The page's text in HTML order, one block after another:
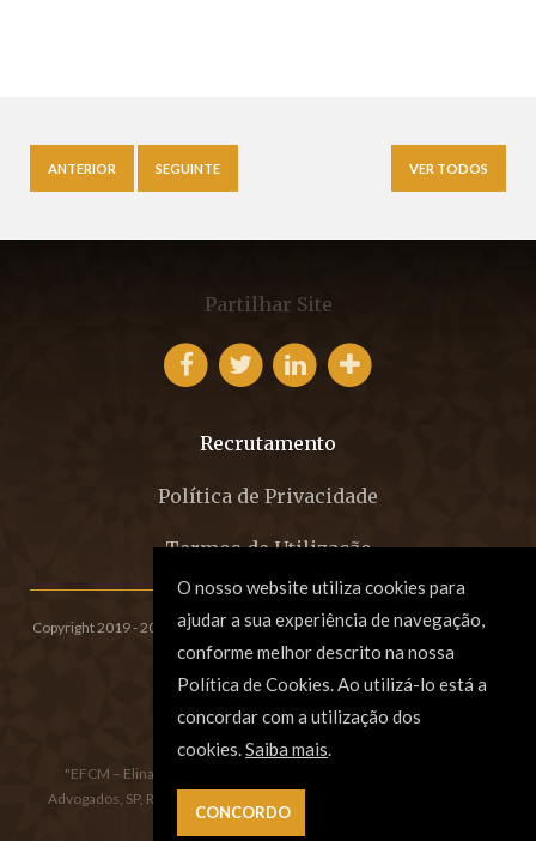
ANTERIOR SEGUINTE VER TODOS
Partilhar Site
Recrutamento
Política de Privacidade
Termos de Utilização
Copyright 2019 - 2026 © EFCM - Sociedade de Advogados, SP, RL.All rights
reserved. Created bySOFTWAY.
"EFCM – Elina Fraga, Carla Morgado e Associados, Sociedade de
Advogados, SP, RL", registada na Ordem dos Advogados sob o número
8/17.
O nosso website utiliza cookies para
ajudar a sua experiência de navegação,
conforme melhor descrito na nossa
Política de Cookies. Ao utilizá-lo está a
concordar com a utilização dos
cookies.Saiba mais.
CONCORDO